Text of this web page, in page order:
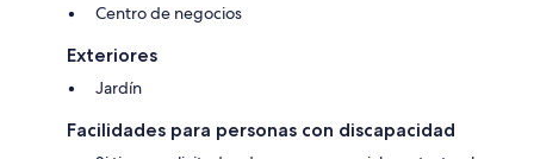
Centro de negocios
Exteriores
Jardín
Facilidades para personas con discapacidad